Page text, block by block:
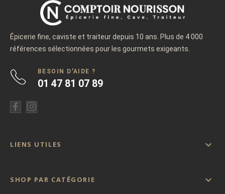
Épicerie fine, caviste et traiteur depuis 10 ans. Plus de 4 000
références sélectionnées pour les gourmets exigeants.
BESOIN D'AIDE ?
01 47 81 07 89
LIENS UTILES 
SHOP PAR CATÉGORIE 